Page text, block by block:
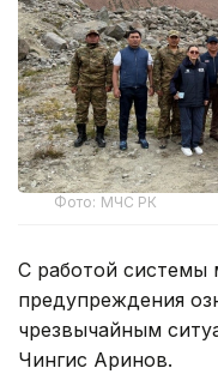
Фото: МЧС РК
С работой системы
предупреждения
чрезвычайным
Чингис Аринов.